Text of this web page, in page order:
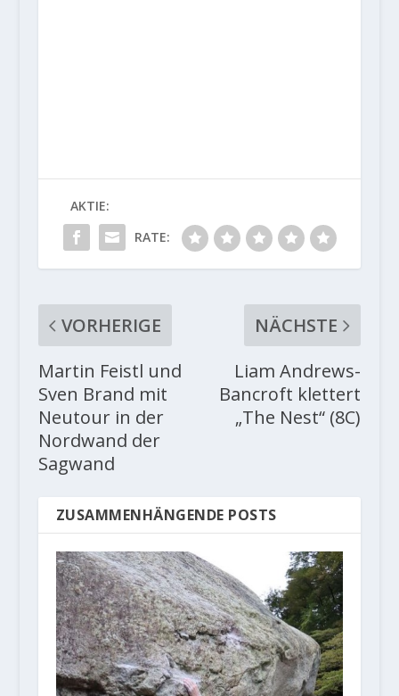
AKTIE:
RATE:
VORHERIGE
Martin Feistl und
Sven Brand mit
Neutour in der
Nordwand der
Sagwand
NÄCHSTE
Liam Andrews-
Bancroft klettert
„The Nest“ (8C)
ZUSAMMENHÄNGENDE POSTS